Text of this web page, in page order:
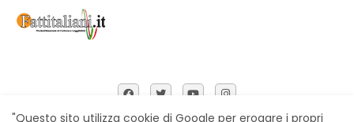
"Questo sito utilizza cookie di Google per erogare i propri